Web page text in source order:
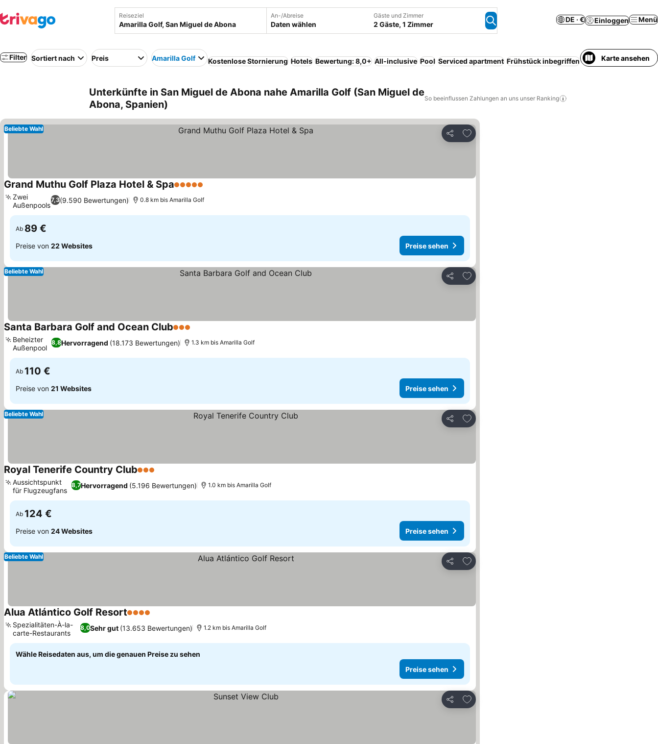
Reiseziel An-/Abreise
Daten wählen
Gäste und Zimmer
2 Gäste, 1 Zimmer
DE · € Einloggen Menü
Filter Sortiert nach Preis Amarilla Golf Kostenlose Stornierung Hotels Bewertung: 8,0+ All-inclusive Pool Serviced apartment Frühstück inbegriffen Halbpension Resort
Karte ansehen
Unterkünfte in San Miguel de Abona nahe Amarilla Golf (San Miguel de
Abona, Spanien)
So beeinflussen Zahlungen an uns unser Ranking
Teilen
Zu Favoriten hinzufügen
Beliebte Wahl
Grand Muthu Golf Plaza Hotel & Spa5 Sterne
7,3(9.590 Bewertungen)
Zwei
Außenpools
0.8 km bis Amarilla Golf
Ab 89 €
Preise von 22 Websites Preise sehen
Teilen
Zu Favoriten hinzufügen
Beliebte Wahl
Santa Barbara Golf and Ocean Club3 Sterne
8,8Hervorragend (18.173 Bewertungen)
Beheizter
Außenpool
1.3 km bis Amarilla Golf
Ab 110 €
Preise von 21 Websites Preise sehen
Teilen
Zu Favoriten hinzufügen
Beliebte Wahl
Royal Tenerife Country Club3 Sterne
8,7Hervorragend (5.196 Bewertungen)
Aussichtspunkt
für Flugzeugfans
1.0 km bis Amarilla Golf
Ab 124 €
Preise von 24 Websites Preise sehen
Teilen
Zu Favoriten hinzufügen
Beliebte Wahl
Alua Atlántico Golf Resort4 Sterne
8,0Sehr gut (13.653 Bewertungen)
Spezialitäten-À-la-
carte-Restaurants
1.2 km bis Amarilla Golf
Wähle Reisedaten aus, um die genauen Preise zu sehen
Preise sehen
Teilen
Zu Favoriten hinzufügen